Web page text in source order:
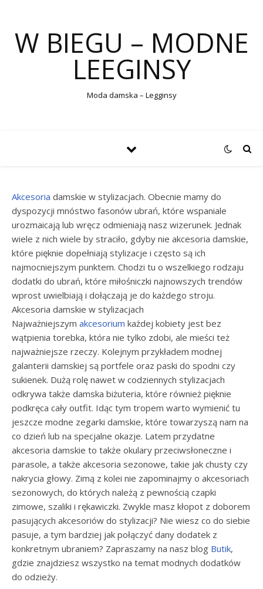
W BIEGU – MODNE
LEEGINSY
Moda damska – Legginsy
Akcesoria damskie w stylizacjach. Obecnie mamy do
dyspozycji mnóstwo fasonów ubrań, które wspaniale
urozmaicają lub wręcz odmieniają nasz wizerunek. Jednak
wiele z nich wiele by straciło, gdyby nie akcesoria damskie,
które pięknie dopełniają stylizacje i często są ich
najmocniejszym punktem. Chodzi tu o wszelkiego rodzaju
dodatki do ubrań, które miłośniczki najnowszych trendów
wprost uwielbiają i dołączają je do każdego stroju.
Akcesoria damskie w stylizacjach
Najważniejszym akcesorium każdej kobiety jest bez
wątpienia torebka, która nie tylko zdobi, ale mieści też
najważniejsze rzeczy. Kolejnym przykładem modnej
galanterii damskiej są portfele oraz paski do spodni czy
sukienek. Dużą rolę nawet w codziennych stylizacjach
odkrywa także damska biżuteria, które również pięknie
podkręca cały outfit. Idąc tym tropem warto wymienić tu
jeszcze modne zegarki damskie, które towarzyszą nam na
co dzień lub na specjalne okazje. Latem przydatne
akcesoria damskie to także okulary przeciwsłoneczne i
parasole, a także akcesoria sezonowe, takie jak chusty czy
nakrycia głowy. Zimą z kolei nie zapominajmy o akcesoriach
sezonowych, do których należą z pewnością czapki
zimowe, szaliki i rękawiczki. Zwykle masz kłopot z doborem
pasujących akcesoriów do stylizacji? Nie wiesz co do siebie
pasuje, a tym bardziej jak połączyć dany dodatek z
konkretnym ubraniem? Zapraszamy na nasz blog Butik,
gdzie znajdziesz wszystko na temat modnych dodatków
do odzieży.